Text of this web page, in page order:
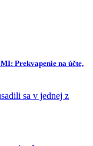
Prekvapenie na účte,
sa v jednej z